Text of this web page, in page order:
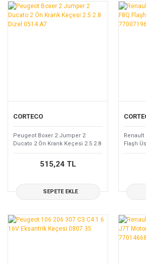
CORTECO
Peugeot Boxer 2 Jumper 2
Ducato 2 Ön Krank Keçesi 2.5 2.8
Dizel 0514.A7
515,24 TL
SEPETE EKLE
Renault
Flaşh